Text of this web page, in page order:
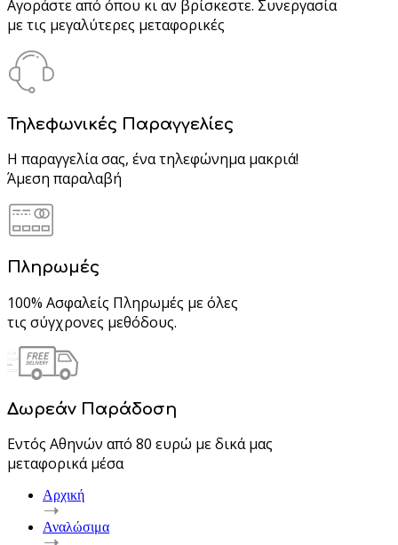
Αγοράστε από όπου κι αν βρίσκεστε. Συνεργασία
με τις μεγαλύτερες μεταφορικές
Τηλεφωνικές Παραγγελίες
Η παραγγελία σας, ένα τηλεφώνημα μακριά!
Άμεση παραλαβή
Πληρωμές
100% Ασφαλείς Πληρωμές με όλες
τις σύγχρονες μεθόδους.
Δωρεάν Παράδοση
Εντός Αθηνών από 80 ευρώ με δικά μας
μεταφορικά μέσα
Αρχική
Αναλώσιμα